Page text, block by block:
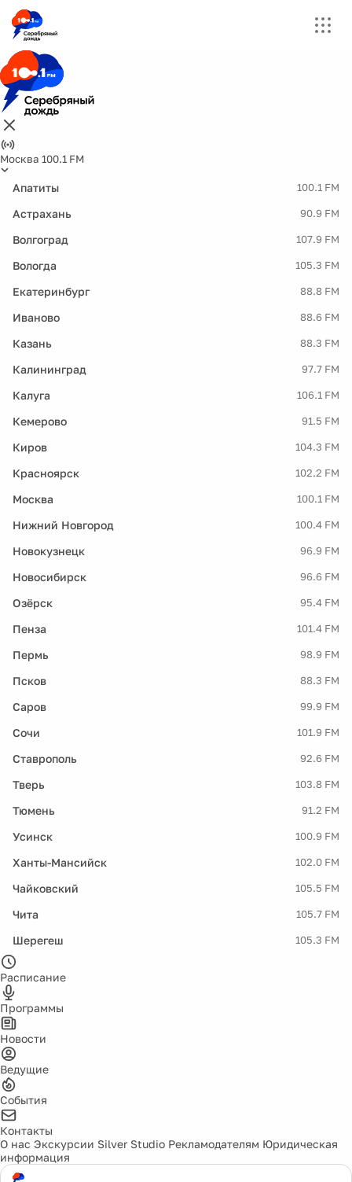
Москва 100.1 FM
Апатиты 100.1 FM
Астрахань 90.9 FM
Волгоград 107.9 FM
Вологда 105.3 FM
Екатеринбург 88.8 FM
Иваново 88.6 FM
Казань 88.3 FM
Калининград 97.7 FM
Калуга 106.1 FM
Кемерово 91.5 FM
Киров 104.3 FM
Красноярск 102.2 FM
Москва 100.1 FM
Нижний Новгород 100.4 FM
Новокузнецк 96.9 FM
Новосибирск 96.6 FM
Озёрск 95.4 FM
Пенза 101.4 FM
Пермь 98.9 FM
Псков 88.3 FM
Саров 99.9 FM
Сочи 101.9 FM
Ставрополь 92.6 FM
Тверь 103.8 FM
Тюмень 91.2 FM
Усинск 100.9 FM
Ханты-Мансийск 102.0 FM
Чайковский 105.5 FM
Чита 105.7 FM
Шерегеш 105.3 FM
Расписание
Программы
Новости
Ведущие
События
Контакты
О нас Экскурсии Silver Studio Рекламодателям Юридическая
информация